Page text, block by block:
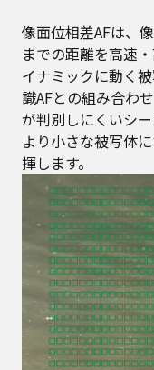
像面位相差AFは、
までの距離を高速
イナミックに動く
識AFとの組み合わ
が判別しにくいシ
より小さな被写体
揮します。